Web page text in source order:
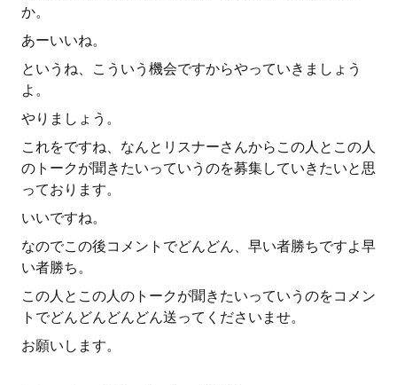
か。
あーいいね。
というね、こういう機会ですからやっていきましょう
よ。
やりましょう。
これをですね、なんとリスナーさんからこの人とこの人
のトークが聞きたいっていうのを募集していきたいと思
っております。
いいですね。
なのでこの後コメントでどんどん、早い者勝ちですよ早
い者勝ち。
この人とこの人のトークが聞きたいっていうのをコメン
トでどんどんどんどん送ってくださいませ。
お願いします。